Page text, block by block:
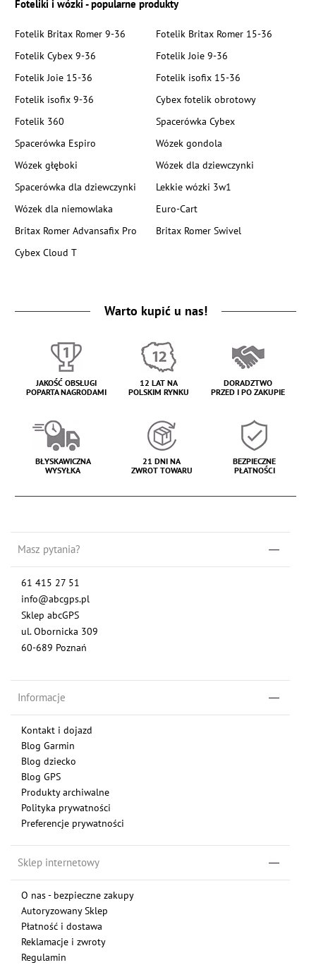
Foteliki i wózki - popularne produkty
Fotelik Britax Romer 9-36
Fotelik Britax Romer 15-36
Fotelik Cybex 9-36
Fotelik Joie 9-36
Fotelik Joie 15-36
Fotelik isofix 15-36
Fotelik isofix 9-36
Cybex fotelik obrotowy
Fotelik 360
Spacerówka Cybex
Spacerówka Espiro
Wózek gondola
Wózek głęboki
Wózek dla dziewczynki
Spacerówka dla dziewczynki
Lekkie wózki 3w1
Wózek dla niemowlaka
Euro-Cart
Britax Romer Advansafix Pro
Britax Romer Swivel
Cybex Cloud T
Warto kupić u nas!
JAKOŚĆ OBSŁUGI
POPARTA NAGRODAMI
12 LAT NA
POLSKIM RYNKU
DORADZTWO
PRZED I PO ZAKUPIE
BŁYSKAWICZNA
WYSYŁKA
21 DNI NA
ZWROT TOWARU
BEZPIECZNE
PŁATNOŚCI
Masz pytania?
61 415 27 51
info@abcgps.pl
Sklep abcGPS
ul. Obornicka 309
60-689 Poznań
Informacje
Kontakt i dojazd
Blog Garmin
Blog dziecko
Blog GPS
Produkty archiwalne
Polityka prywatności
Preferencje prywatności
Sklep internetowy
O nas - bezpieczne zakupy
Autoryzowany Sklep
Płatność i dostawa
Reklamacje i zwroty
Regulamin